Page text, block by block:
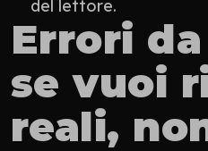
del lettore.
Errori
se vuoi
reali,